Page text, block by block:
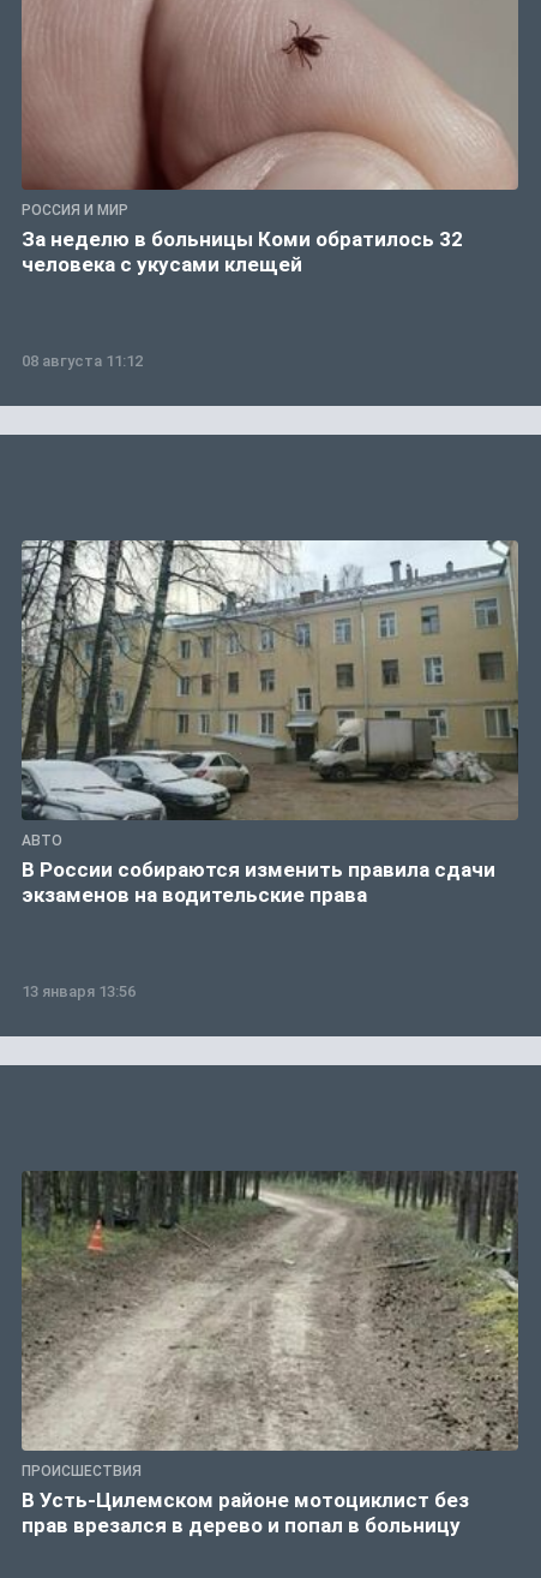
РОССИЯ И МИР
За неделю в больницы Коми обратилось 32
человека с укусами клещей
08 августа 11:12
АВТО
В России собираются изменить правила сдачи
экзаменов на водительские права
13 января 13:56
ПРОИСШЕСТВИЯ
В Усть-Цилемском районе мотоциклист без
прав врезался в дерево и попал в больницу